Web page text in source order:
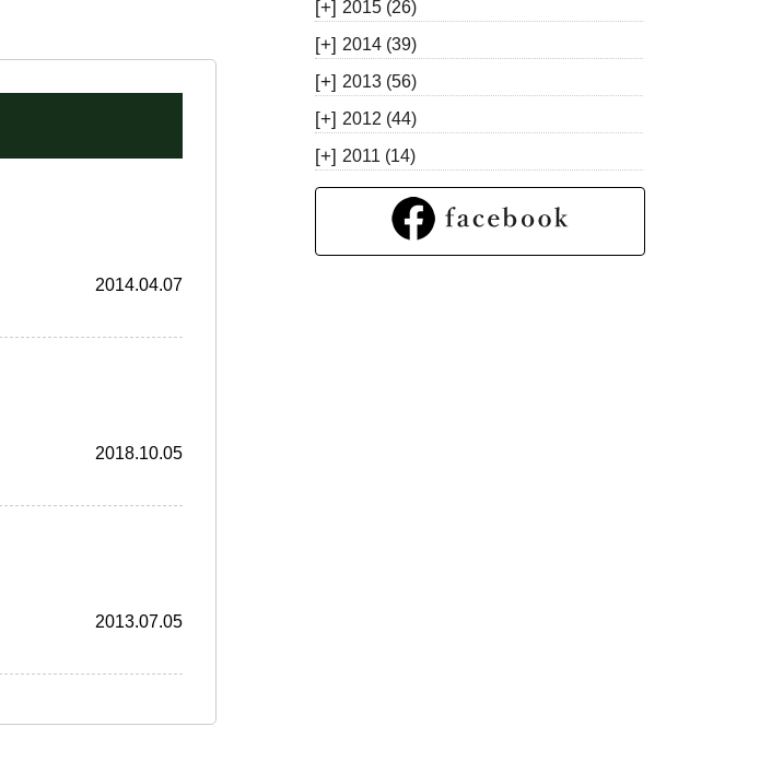
2014.04.07
2018.10.05
2013.07.05
[+] 2015 (26)
[+] 2014 (39)
[+] 2013 (56)
[+] 2012 (44)
[+] 2011 (14)